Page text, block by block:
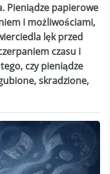
Pieniądze papierowe
i możliwościami,
lęk przed
czasu i
czy pieniądze
skradzione,